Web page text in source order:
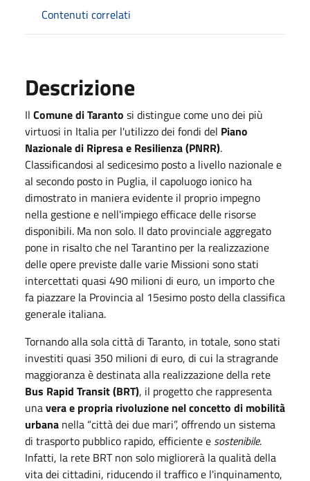
Contenuti correlati
Descrizione
Il Comune di Taranto si distingue come uno dei più
virtuosi in Italia per l'utilizzo dei fondi del Piano
Nazionale di Ripresa e Resilienza (PNRR).
Classificandosi al sedicesimo posto a livello nazionale e
al secondo posto in Puglia, il capoluogo ionico ha
dimostrato in maniera evidente il proprio impegno
nella gestione e nell'impiego efficace delle risorse
disponibili. Ma non solo. Il dato provinciale aggregato
pone in risalto che nel Tarantino per la realizzazione
delle opere previste dalle varie Missioni sono stati
intercettati quasi 490 milioni di euro, un importo che
fa piazzare la Provincia al 15esimo posto della classifica
generale italiana.
Tornando alla sola città di Taranto, in totale, sono stati
investiti quasi 350 milioni di euro, di cui la stragrande
maggioranza è destinata alla realizzazione della rete
Bus Rapid Transit (BRT), il progetto che rappresenta
unavera e propria rivoluzione nel concetto di mobilità
urbana nella “città dei due mari”, offrendo un sistema
di trasporto pubblico rapido, efficiente e sostenibile.
Infatti, la rete BRT non solo migliorerà la qualità della
vita dei cittadini, riducendo il traffico e l'inquinamento,